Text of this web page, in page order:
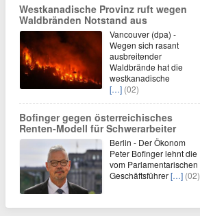
Westkanadische Provinz ruft wegen
Waldbränden Notstand aus
Vancouver (dpa) -
Wegen sich rasant
ausbreitender
Waldbrände hat die
westkanadische
[…] (02)
Bofinger gegen österreichisches
Renten-Modell für Schwerarbeiter
Berlin - Der Ökonom
Peter Bofinger lehnt die
vom Parlamentarischen
Geschäftsführer[…] (02)